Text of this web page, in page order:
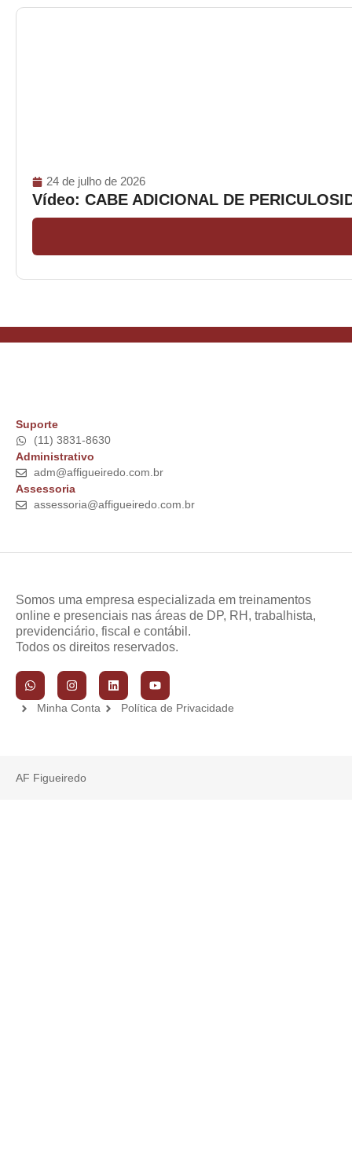
24 de julho de 2026
Vídeo: CABE ADICIONAL DE
Suporte
(11) 3831-8630
Administrativo
adm@affigueiredo.com.br
Assessoria
assessoria@affigueiredo.com.br
Somos uma empresa especializada em treinamentos
online e presenciais nas áreas de DP, RH, trabalhista,
previdenciário, fiscal e contábil.
Todos os direitos reservados.
Minha Conta Política de Privacidade
AF Figueiredo